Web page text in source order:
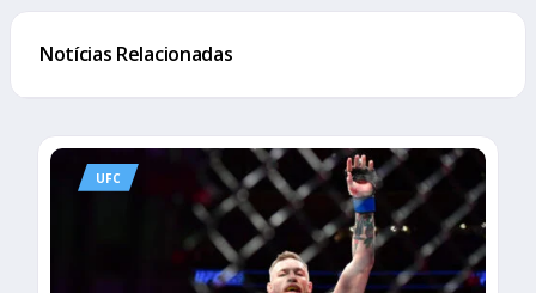
Notícias Relacionadas
UFC